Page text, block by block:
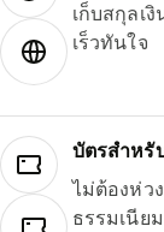
เก็บสกุลเ
เร็วทันใจ
บัตรสำหรั
ไม่ต้องห่ว
ธรรมเนีย